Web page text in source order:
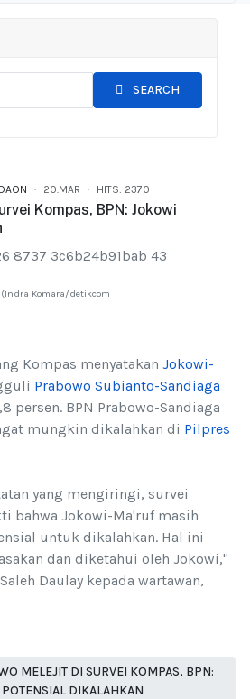
SEARCH
20.MAR HITS: 2370
Kompas, BPN: Jokowi
(Indra Komara/detikcom
Kompas menyatakan Jokowi-
Prabowo Subianto-Sandiaga
persen. BPN Prabowo-Sandiaga
mungkin dikalahkan di Pilpres
yang mengiringi, survei
bahwa Jokowi-Ma'ruf masih
untuk dikalahkan. Hal ini
dan diketahui oleh Jokowi,"
Daulay kepada wartawan,
MELEJIT DI SURVEI KOMPAS, BPN:
DIKALAHKAN